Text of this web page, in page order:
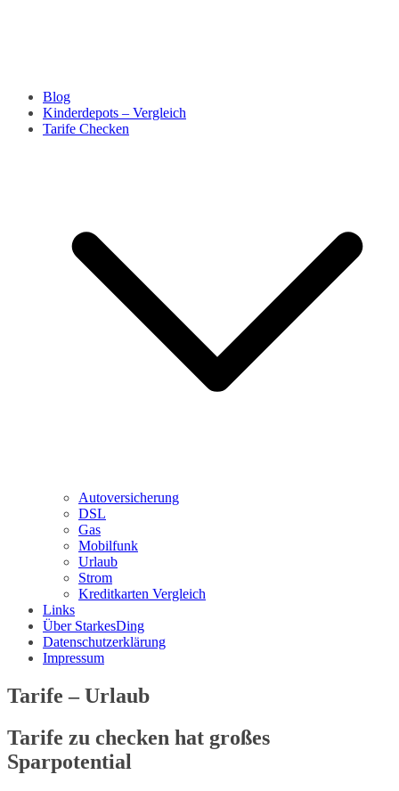
Blog
Kinderdepots – Vergleich
Tarife Checken
Autoversicherung
DSL
Gas
Mobilfunk
Urlaub
Strom
Kreditkarten Vergleich
Links
Über StarkesDing
Datenschutzerklärung
Impressum
Tarife – Urlaub
Tarife zu checken hat großes
Sparpotential